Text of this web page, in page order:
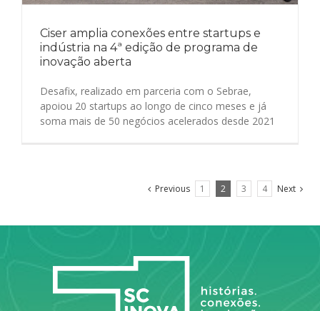
Ciser amplia conexões entre startups e
indústria na 4ª edição de programa de
inovação aberta
Desafix, realizado em parceria com o Sebrae,
apoiou 20 startups ao longo de cinco meses e já
soma mais de 50 negócios acelerados desde 2021
Previous 1 2 3 4 Next